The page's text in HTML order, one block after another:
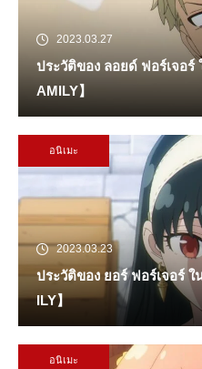
2023.03.27
ประวัติของ ลอยด์ ฟอร์เจอร์
AMILY】
อนิเมะ
2023.03.23
ประวัติของ ยอร์ ฟอร์เจอร์
ILY】
อนิเมะ